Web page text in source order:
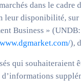
dans le
leur disponibilité,
Business » (UNDB:
),
qui